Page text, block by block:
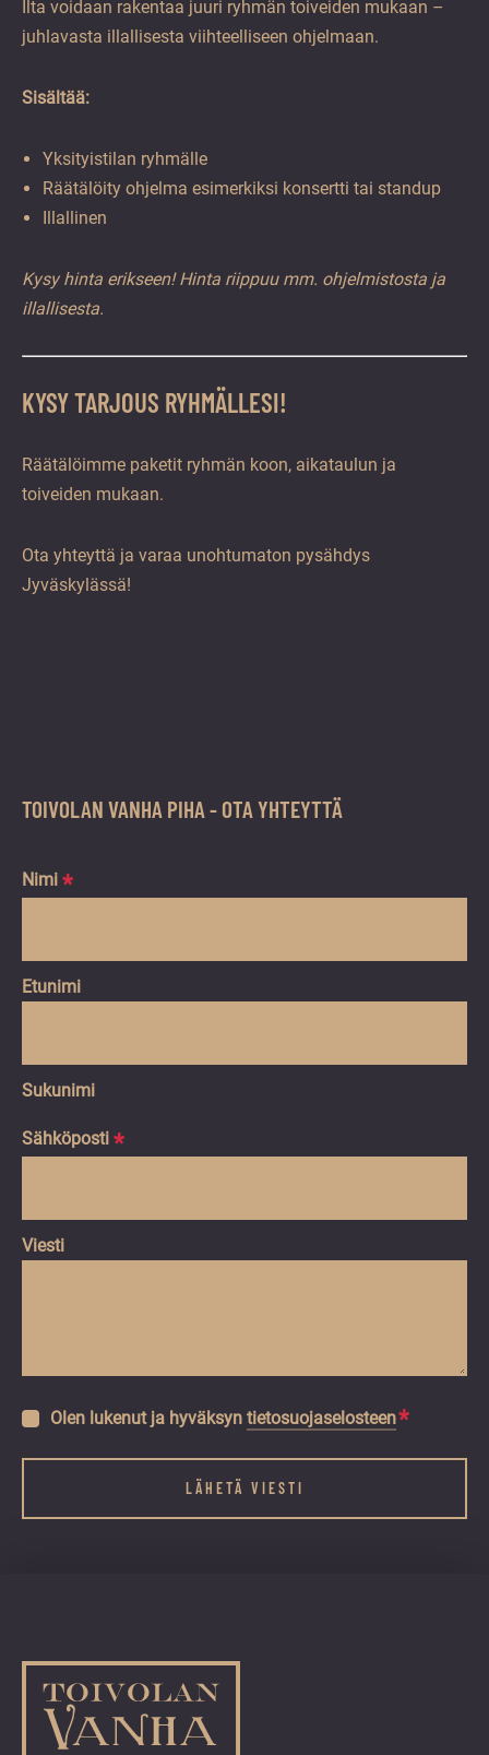
Ilta voidaan rakentaa juuri ryhmän toiveiden mukaan –
juhlavasta illallisesta viihteelliseen ohjelmaan.
Sisältää:
Yksityistilan ryhmälle
Räätälöity ohjelma esimerkiksi konsertti tai standup
Illallinen
Kysy hinta erikseen! Hinta riippuu mm. ohjelmistosta ja
illallisesta.
KYSY TARJOUS RYHMÄLLESI!
Räätälöimme paketit ryhmän koon, aikataulun ja
toiveiden mukaan.
Ota yhteyttä ja varaa unohtumaton pysähdys
Jyväskylässä!
TOIVOLAN VANHA PIHA - OTA YHTEYTTÄ
Nimi *
Etunimi
Sukunimi
Sähköposti *
Viesti
Tietosuojaseloste
Olen lukenut ja hyväksyn tietosuojaselosteen*
tulee
jättää
koskemattomaksi.